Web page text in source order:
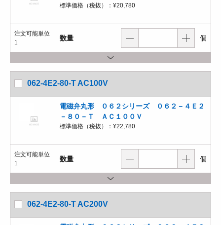
標準価格（税抜）： ¥20,780
注文可能単位
1
数量 個
062-4E2-80-T AC100V
電磁弁丸形 ０６２シリーズ ０６２－４Ｅ２
－８０－Ｔ ＡＣ１００Ｖ
標準価格（税抜）： ¥22,780
注文可能単位
1
数量 個
062-4E2-80-T AC200V